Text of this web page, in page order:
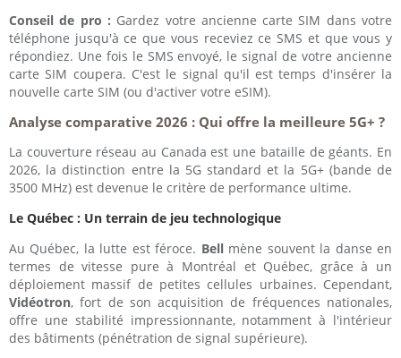
Conseil de pro : Gardez votre ancienne carte SIM dans votre
téléphone jusqu'à ce que vous receviez ce SMS et que vous y
répondiez. Une fois le SMS envoyé, le signal de votre ancienne
carte SIM coupera. C'est le signal qu'il est temps d'insérer la
nouvelle carte SIM (ou d'activer votre eSIM).
Analyse comparative 2026 : Qui offre la meilleure 5G+ ?
La couverture réseau au Canada est une bataille de géants. En
2026, la distinction entre la 5G standard et la 5G+ (bande de
3500 MHz) est devenue le critère de performance ultime.
Le Québec : Un terrain de jeu technologique
Au Québec, la lutte est féroce. Bellmène souvent la danse en
termes de vitesse pure à Montréal et Québec, grâce à un
déploiement massif de petites cellules urbaines. Cependant,
Vidéotron, fort de son acquisition de fréquences nationales,
offre une stabilité impressionnante, notamment à l'intérieur
des bâtiments (pénétration de signal supérieure).